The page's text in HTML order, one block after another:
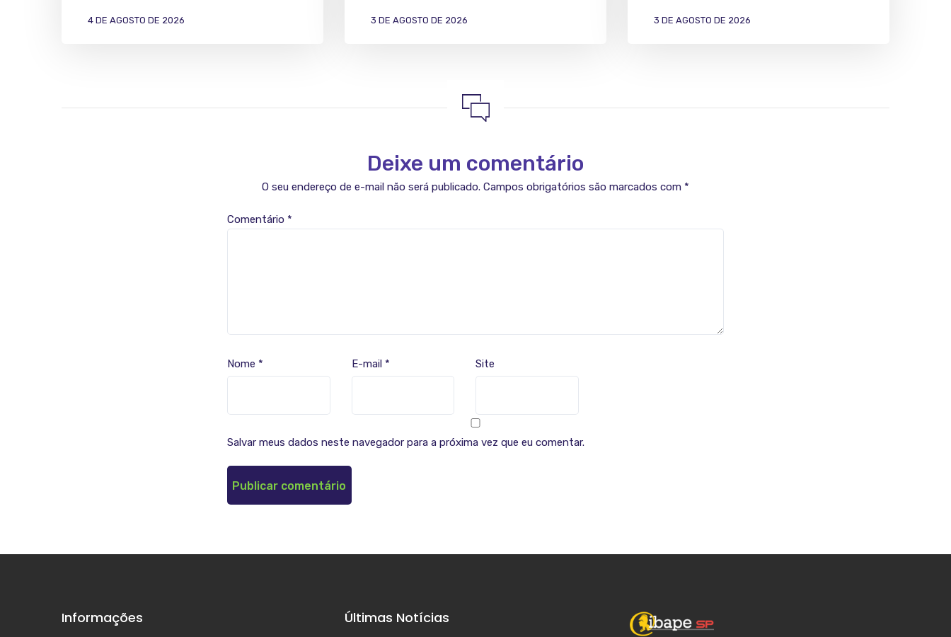
4 DE AGOSTO DE 2026 3 DE AGOSTO DE 2026 3 DE AGOSTO DE 2026
Deixe um comentário
O seu endereço de e-mail não será publicado. Campos obrigatórios são marcados com *
Comentário *
Nome * E-mail * Site
Salvar meus dados neste navegador para a próxima vez que eu comentar.
Informações Últimas Notícias